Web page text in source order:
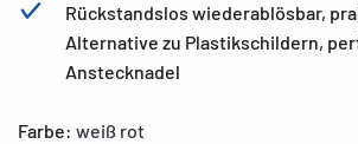
Rückstandslos wiederablösbar,
Alternative zu Plastikschildern,
Anstecknadel
Farbe: weiß rot